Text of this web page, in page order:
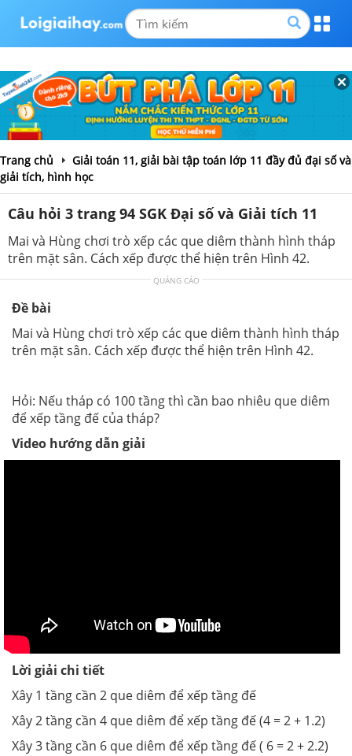
Trang chủ
Giải toán 11, giải bài tập toán lớp 11 đầy đủ đại số và
giải tích, hình học
Câu hỏi 3 trang 94 SGK Đại số và Giải tích 11
Mai và Hùng chơi trò xếp các que diêm thành hình tháp
trên mặt sân. Cách xếp được thể hiện trên Hình 42.
QUẢNG CÁO
Đề bài
Mai và Hùng chơi trò xếp các que diêm thành hình tháp
trên mặt sân. Cách xếp được thể hiện trên Hình 42.
Hỏi: Nếu tháp có 100 tầng thì cần bao nhiêu que diêm
để xếp tầng đế của tháp?
Video hướng dẫn giải
Lời giải chi tiết
Xây 1 tầng cần 2 que diêm để xếp tầng đế
Xây 2 tầng cần 4 que diêm để xếp tầng đế (4 = 2 + 1.2)
Xây 3 tầng cần 6 que diêm để xếp tầng đế ( 6 = 2 + 2.2)